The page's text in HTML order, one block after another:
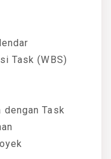
Task (WBS)
dengan Task